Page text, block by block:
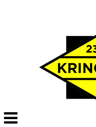
Veksle
navigasjon